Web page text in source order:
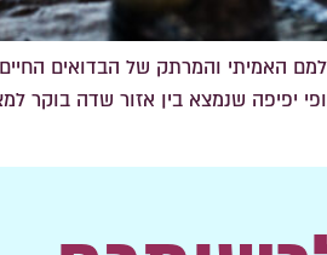
האמיתי והמרתק של הבדואים החיים
יפיפה שנמצא בין אזור שדה